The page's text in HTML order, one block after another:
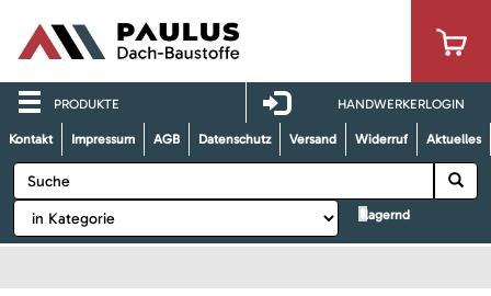
PRODUKTE HANDWERKERLOGIN
Kontakt Impressum AGB Datenschutz Versand Widerruf Aktuelles
lagernd